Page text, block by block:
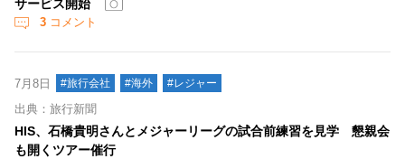
サービス開始
3 コメント
7月8日 #旅行会社 #海外 #レジャー
出典：旅行新聞
HIS、石橋貴明さんとメジャーリーグの試合前練習を見学 懇親会
も開くツアー催行